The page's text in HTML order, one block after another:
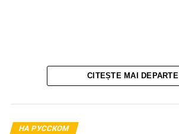
CITEȘTE MAI DEPARTE
НА РУССКОМ